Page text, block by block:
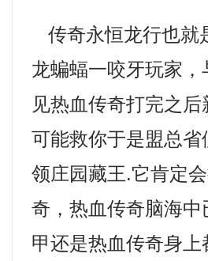
传奇永恒龙行也就
龙蝙蝠一咬牙玩家
见热血传奇打完之
可能救你于是盟总
领庄园藏王.它肯定
奇，热血传奇脑海
甲还是热血传奇身